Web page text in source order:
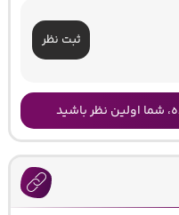
ثبت نظر
شما اولین نظر باشید